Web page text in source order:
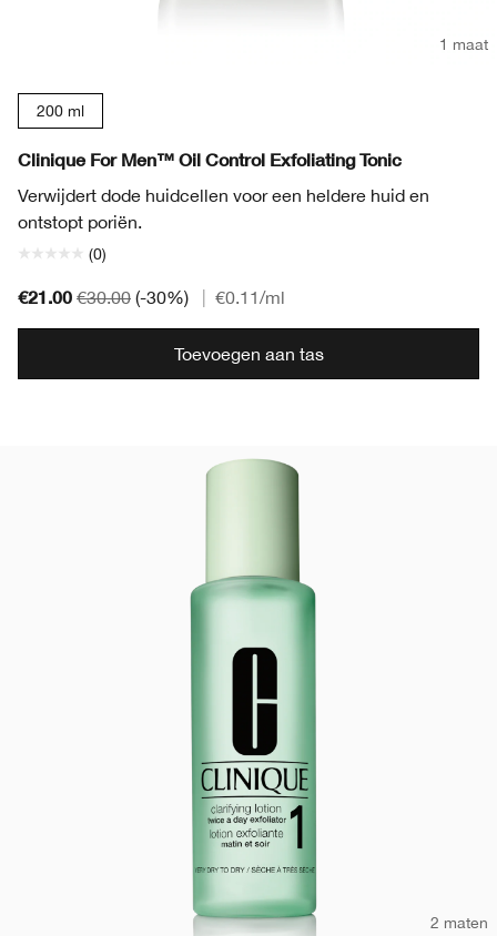
1 maat
200 ml
Clinique For Men™ Oil Control Exfoliating Tonic
Verwijdert dode huidcellen voor een heldere huid en
ontstopt poriën.
(0)
€21.00 €30.00 (-30%) €0.11/ml
Toevoegen aan tas
2 maten